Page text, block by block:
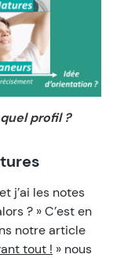
profil ?
j’ai les notes
? » C’est en
notre article
tout ! » nous